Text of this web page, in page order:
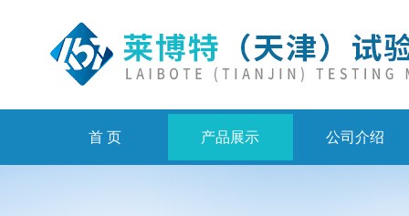
首 页 产品展示 公司介绍